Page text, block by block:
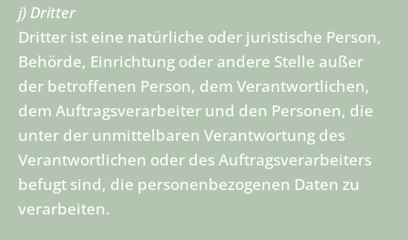
j) Dritter
Dritter ist eine natürliche oder juristische Person,
Behörde, Einrichtung oder andere Stelle außer
der betroffenen Person, dem Verantwortlichen,
dem Auftragsverarbeiter und den Personen, die
unter der unmittelbaren Verantwortung des
Verantwortlichen oder des Auftragsverarbeiters
befugt sind, die personenbezogenen Daten zu
verarbeiten.